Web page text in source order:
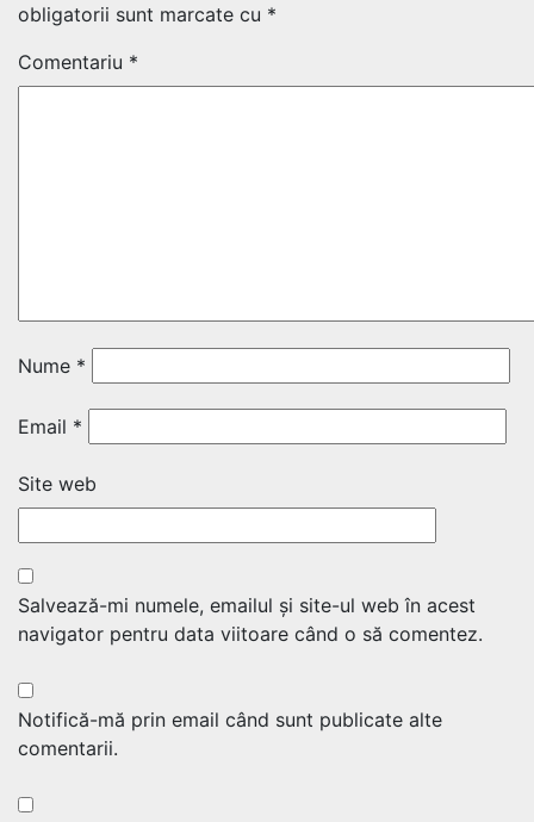
obligatorii sunt marcate cu *
Comentariu *
Nume *
Email *
Site web
Salvează-mi numele, emailul și site-ul web în acest
navigator pentru data viitoare când o să comentez.
Notifică-mă prin email când sunt publicate alte
comentarii.